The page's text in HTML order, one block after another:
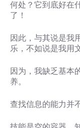
何处？它到底好在
了！
因此，与其说是我
乐，不如说是我用
因为，我缺乏基本
养。
查找信息的能力并